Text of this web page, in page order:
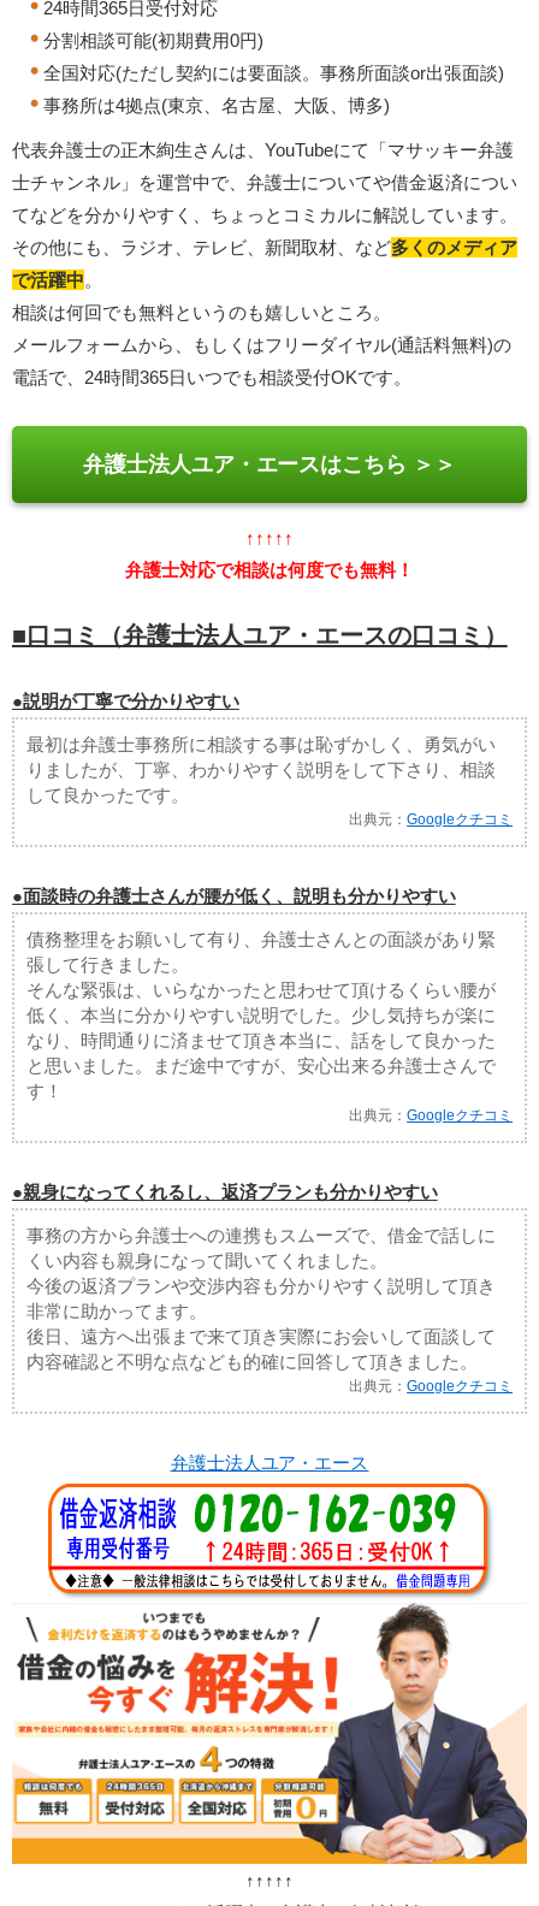
24時間365日受付対応
分割相談可能(初期費用0円)
全国対応(ただし契約には要面談。事務所面談or出張面談)
事務所は4拠点(東京、名古屋、大阪、博多)
代表弁護士の正木絢生さんは、YouTubeにて「マサッキー弁護
士チャンネル」を運営中で、弁護士についてや借金返済につい
てなどを分かりやすく、ちょっとコミカルに解説しています。
その他にも、ラジオ、テレビ、新聞取材、など多くのメディア
で活躍中。
相談は何回でも無料というのも嬉しいところ。
メールフォームから、もしくはフリーダイヤル(通話料無料)の
電話で、24時間365日いつでも相談受付OKです。
弁護士法人ユア・エースはこちら ＞＞
↑↑↑↑↑
弁護士対応で相談は何度でも無料！
■口コミ（弁護士法人ユア・エースの口コミ）
●説明が丁寧で分かりやすい
最初は弁護士事務所に相談する事は恥ずかしく、勇気がい
りましたが、丁寧、わかりやすく説明をして下さり、相談
して良かったです。
出典元：Googleクチコミ
●面談時の弁護士さんが腰が低く、説明も分かりやすい
債務整理をお願いして有り、弁護士さんとの面談があり緊
張して行きました。
そんな緊張は、いらなかったと思わせて頂けるくらい腰が
低く、本当に分かりやすい説明でした。少し気持ちが楽に
なり、時間通りに済ませて頂き本当に、話をして良かった
と思いました。まだ途中ですが、安心出来る弁護士さんで
す！
出典元：Googleクチコミ
●親身になってくれるし、返済プランも分かりやすい
事務の方から弁護士への連携もスムーズで、借金で話しに
くい内容も親身になって聞いてくれました。
今後の返済プランや交渉内容も分かりやすく説明して頂き
非常に助かってます。
後日、遠方へ出張まで来て頂き実際にお会いして面談して
内容確認と不明な点なども的確に回答して頂きました。
出典元：Googleクチコミ
弁護士法人ユア・エース
↑↑↑↑↑